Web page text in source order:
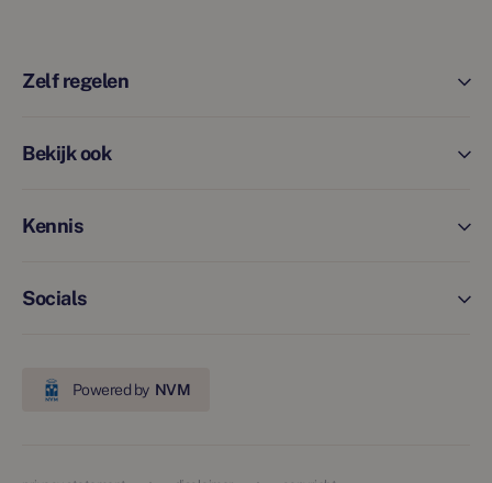
Zelf regelen
Bekijk ook
Kennis
Socials
Powered by NVM